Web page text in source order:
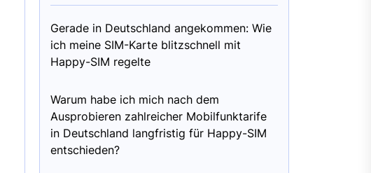
Gerade in Deutschland angekommen: Wie
ich meine SIM-Karte blitzschnell mit
Happy-SIM regelte
Warum habe ich mich nach dem
Ausprobieren zahlreicher Mobilfunktarife
in Deutschland langfristig für Happy-SIM
entschieden?